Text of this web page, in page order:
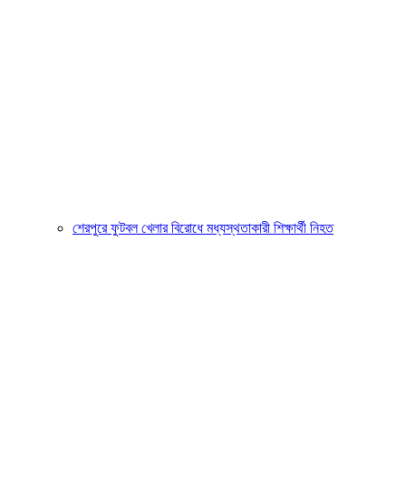
শেরপুরে ফুটবল খেলার বিরোধে মধ্যস্থতাকারী শিক্ষার্থী নিহত